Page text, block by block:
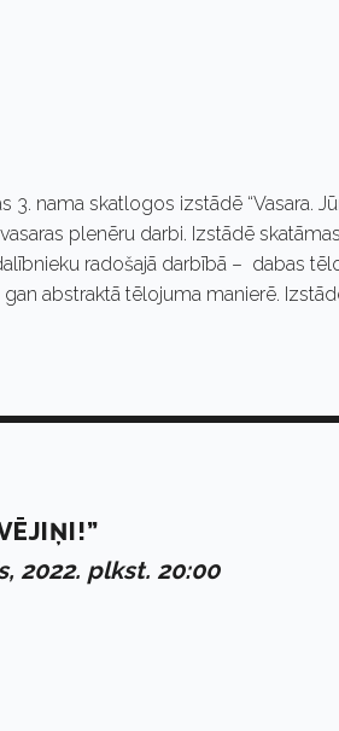
nama skatlogos izstādē “Vasara.
vasaras plenēru darbi. Izstādē
radošajā darbībā – dabas
abstraktā tēlojuma manierē.
2022. plkst. 20:00